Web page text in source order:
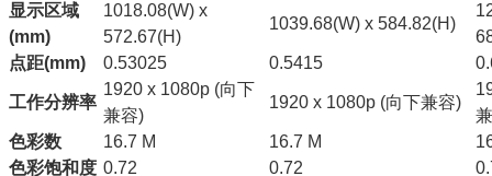
显示区域
(mm)
1018.08(W) x
572.67(H)
1039.68(W) x 584.82(H)
点距(mm)
0.53025 0.5415
工作分辨率
1920 x 1080p (向下
兼容)
1920 x 1080p (向下兼容)
色彩数
16.7 M 16.7 M
色彩饱和度 0.72 0.72